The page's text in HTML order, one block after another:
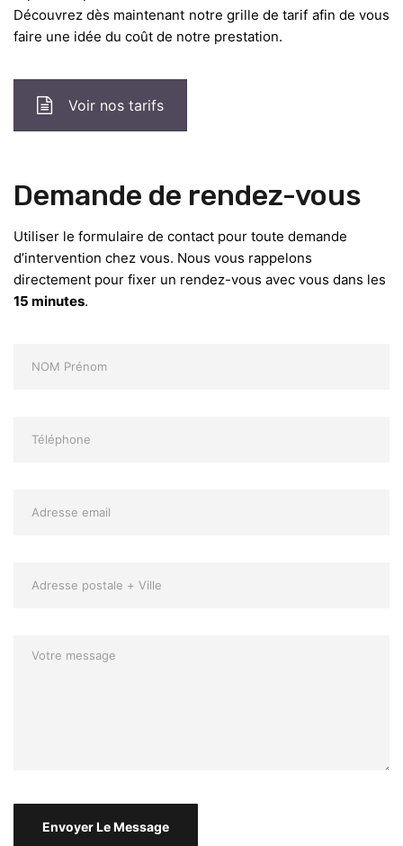
Découvrez dès maintenant notre grille de tarif afin de vous
faire une idée du coût de notre prestation.
Voir nos tarifs
Demande de rendez-vous
Utiliser le formulaire de contact pour toute demande
d’intervention chez vous. Nous vous rappelons
directement pour fixer un rendez-vous avec vous dans les
15 minutes.